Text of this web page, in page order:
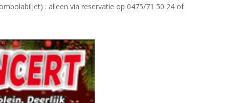
: alleen via reservatie op 0475/71 50 24 of